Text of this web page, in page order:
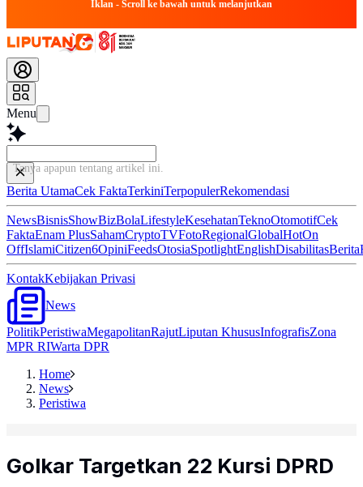
Iklan - Scroll ke bawah untuk melanjutkan
Menu
Tanya apapun tentang artikel ini...
Berita UtamaCek FaktaTerkiniTerpopulerRekomendasi
NewsBisnisShowBizBolaLifestyleKesehatanTeknoOtomotifCek
FaktaEnam PlusSahamCryptoTVFotoRegionalGlobalHotOn
OffIslamiCitizen6OpiniFeedsOtosiaSpotlightEnglishDisabilitasBerita
KontakKebijakan Privasi
News
PolitikPeristiwaMegapolitanRajutLiputan KhususInfografisZona
MPR RIWarta DPR
Home
News
Peristiwa
Golkar Targetkan 22 Kursi DPRD